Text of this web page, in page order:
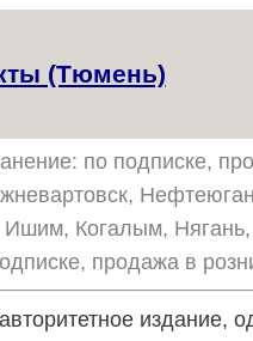
(Тюмень)
по подписке,
Ишим, Когалым,
продажа в
авторитетное издание,